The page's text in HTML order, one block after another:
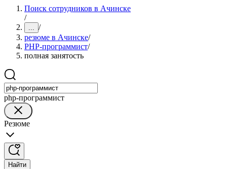
Поиск сотрудников в Ачинске
/
... /
резюме в Ачинске/
PHP-программист/
полная занятость
php-программист
Резюме
Найти